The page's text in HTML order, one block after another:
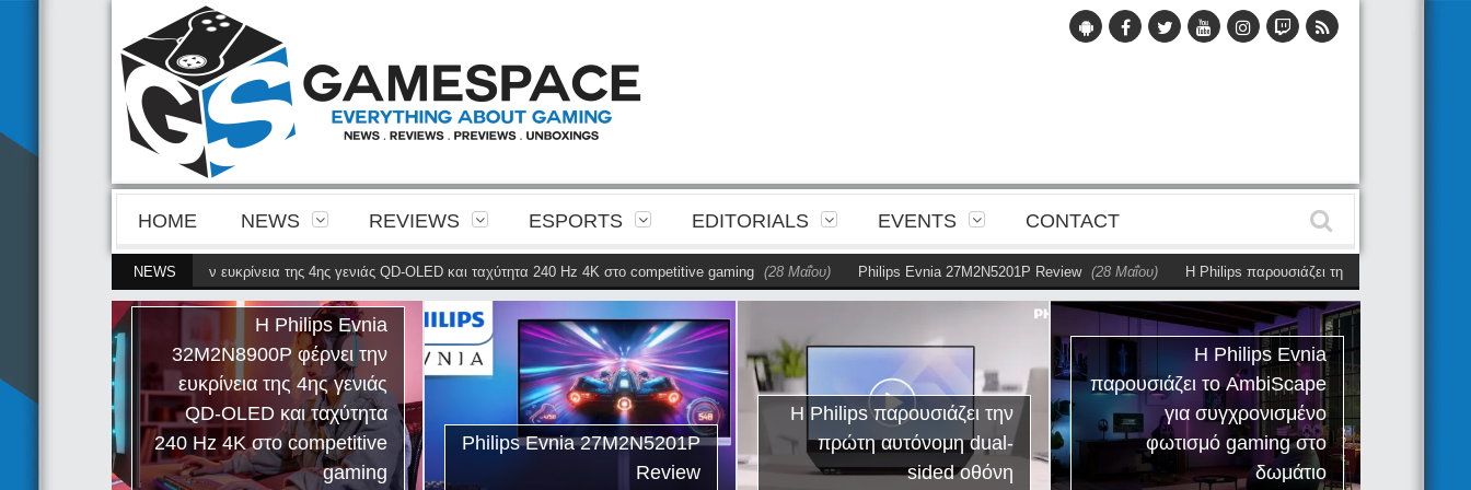
HOME NEWS REVIEWS ESPORTS EDITORIALS EVENTS CONTACT
NEWS
32M2N8900P φέρνει την ευκρίνεια της 4ης γενιάς QD-OLED και ταχύτητα 240 Hz 4K στο competitive gaming (28 Μαΐου) Philips Evnia 27M2N5201P Review (28 Μαΐου) Η Philips παρουσιάζει την πρώτη αυτόνομη
Η Philips Evnia
32M2N8900P φέρνει την
ευκρίνεια της 4ης γενιάς
QD-OLED και ταχύτητα
240 Hz 4K στο competitive
gaming
Philips Evnia 27M2N5201P
Review
Η Philips παρουσιάζει την
πρώτη αυτόνομη dual-
sided οθόνη
Η Philips Evnia
παρουσιάζει το AmbiScape
για συγχρονισμένο
φωτισμό gaming στο
δωμάτιο